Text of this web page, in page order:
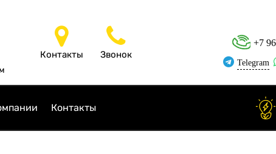
Контакты Звонок
+7
Telegram
Контакты